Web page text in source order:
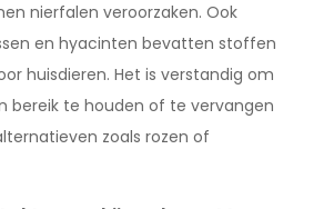
nierfalen veroorzaken. Ook
en hyacinten bevatten stoffen
huisdieren. Het is verstandig om
bereik te houden of te vervangen
zoals rozen of